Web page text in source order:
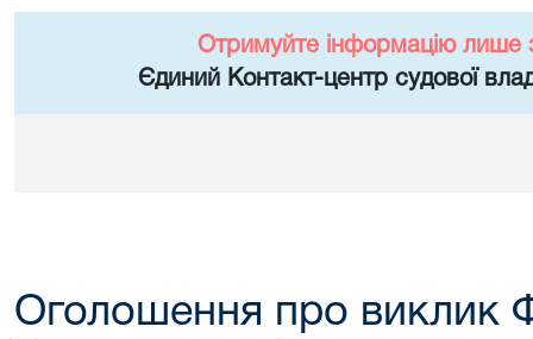
Отримуйте інформацію лише
Єдиний Контакт-центр судової
Оголошення про виклик